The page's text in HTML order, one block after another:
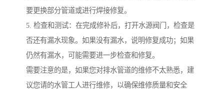
要更换部分管道或进行焊接修复。
5. 检查和测试：在完成修补后，打开水源阀门，检查是
否还有漏水现象。如果没有漏水，说明修复成功；如果
仍然有漏水，可能需要进一步检查和修复。
需要注意的是，如果您对排水管道的维修不太熟悉，建
议您请的水管工人进行维修，以确保维修质量和安全